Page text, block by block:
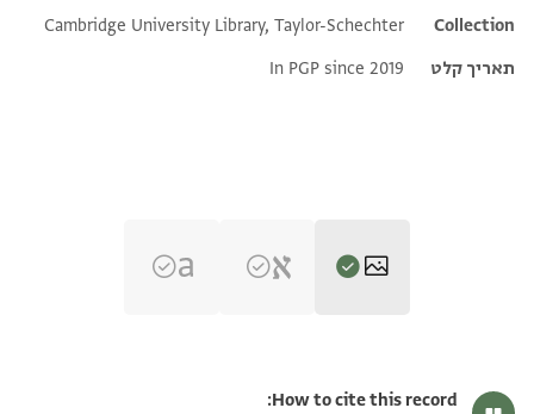
Collection
Cambridge University Library, Taylor-Schechter
תאריך קלט
In PGP since 2019
How to cite this record: